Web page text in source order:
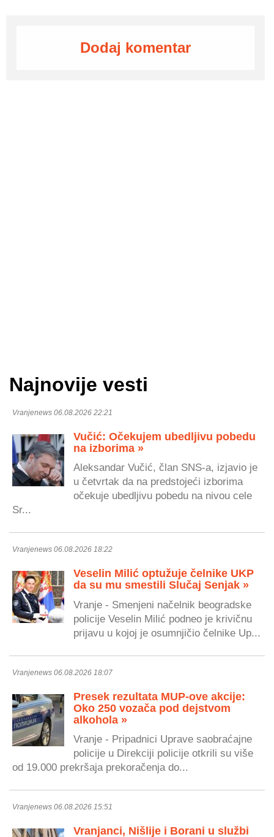
Dodaj komentar
Najnovije vesti
Vranjenews 06.08.2026 22:21
Vučić: Očekujem ubedljivu pobedu
na izborima »
Aleksandar Vučić, član SNS-a, izjavio je
u četvrtak da na predstojeći izborima
očekuje ubedljivu pobedu na nivou cele
Sr...
Vranjenews 06.08.2026 18:22
Veselin Milić optužuje čelnike UKP
da su mu smestili Slučaj Senjak »
Vranje - Smenjeni načelnik beogradske
policije Veselin Milić podneo je krivičnu
prijavu u kojoj je osumnjičio čelnike Up...
Vranjenews 06.08.2026 18:07
Presek rezultata MUP-ove akcije:
Oko 250 vozača pod dejstvom
alkohola »
Vranje - Pripadnici Uprave saobraćajne
policije u Direkciji policije otkrili su više
od 19.000 prekršaja prekoračenja do...
Vranjenews 06.08.2026 15:51
Vranjanci, Nišlije i Borani u službi